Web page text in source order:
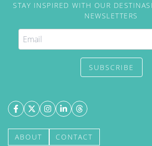
STAY INSPIRED WITH OUR
NEWSLETTERS
SUBSCRIBE
ABOUT CONTACT